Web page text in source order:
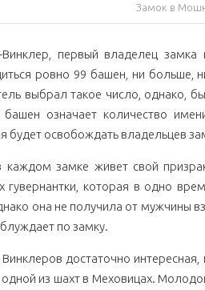
Замок в
Винклер, первый владелец
ровно 99 башен, ни больше,
выбрал такое число, однако,
башен означает количество
будет освобождать владельцев
каждом замке живет свой
гувернантки, которая в одно
она не получила от мужчины
по замку.
достаточно
из шахт в Меховицах.